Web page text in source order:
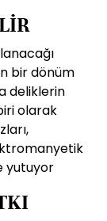
bir dönüm
deliklerin
olarak
yutuyor